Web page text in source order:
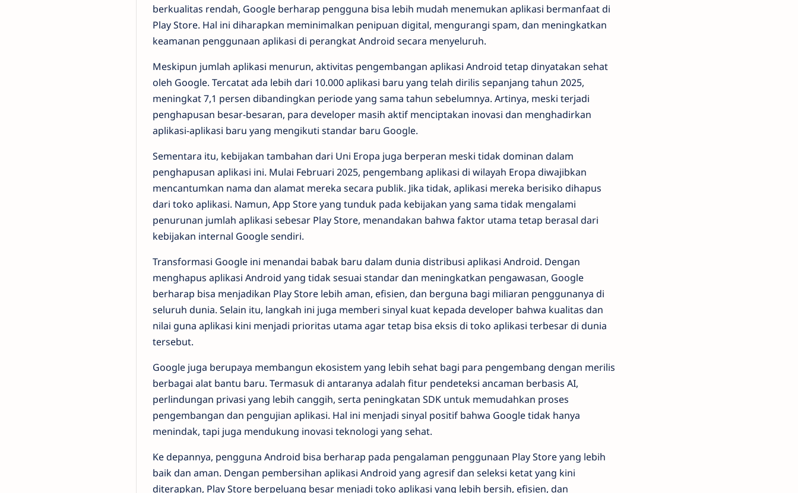
berkualitas rendah, Google berharap pengguna bisa lebih mudah menemukan aplikasi bermanfaat di
Play Store. Hal ini diharapkan meminimalkan penipuan digital, mengurangi spam, dan meningkatkan
keamanan penggunaan aplikasi di perangkat Android secara menyeluruh.
Meskipun jumlah aplikasi menurun, aktivitas pengembangan aplikasi Android tetap dinyatakan sehat
oleh Google. Tercatat ada lebih dari 10.000 aplikasi baru yang telah dirilis sepanjang tahun 2025,
meningkat 7,1 persen dibandingkan periode yang sama tahun sebelumnya. Artinya, meski terjadi
penghapusan besar-besaran, para developer masih aktif menciptakan inovasi dan menghadirkan
aplikasi-aplikasi baru yang mengikuti standar baru Google.
Sementara itu, kebijakan tambahan dari Uni Eropa juga berperan meski tidak dominan dalam
penghapusan aplikasi ini. Mulai Februari 2025, pengembang aplikasi di wilayah Eropa diwajibkan
mencantumkan nama dan alamat mereka secara publik. Jika tidak, aplikasi mereka berisiko dihapus
dari toko aplikasi. Namun, App Store yang tunduk pada kebijakan yang sama tidak mengalami
penurunan jumlah aplikasi sebesar Play Store, menandakan bahwa faktor utama tetap berasal dari
kebijakan internal Google sendiri.
Transformasi Google ini menandai babak baru dalam dunia distribusi aplikasi Android. Dengan
menghapus aplikasi Android yang tidak sesuai standar dan meningkatkan pengawasan, Google
berharap bisa menjadikan Play Store lebih aman, efisien, dan berguna bagi miliaran penggunanya di
seluruh dunia. Selain itu, langkah ini juga memberi sinyal kuat kepada developer bahwa kualitas dan
nilai guna aplikasi kini menjadi prioritas utama agar tetap bisa eksis di toko aplikasi terbesar di dunia
tersebut.
Google juga berupaya membangun ekosistem yang lebih sehat bagi para pengembang dengan merilis
berbagai alat bantu baru. Termasuk di antaranya adalah fitur pendeteksi ancaman berbasis AI,
perlindungan privasi yang lebih canggih, serta peningkatan SDK untuk memudahkan proses
pengembangan dan pengujian aplikasi. Hal ini menjadi sinyal positif bahwa Google tidak hanya
menindak, tapi juga mendukung inovasi teknologi yang sehat.
Ke depannya, pengguna Android bisa berharap pada pengalaman penggunaan Play Store yang lebih
baik dan aman. Dengan pembersihan aplikasi Android yang agresif dan seleksi ketat yang kini
diterapkan, Play Store berpeluang besar menjadi toko aplikasi yang lebih bersih, efisien, dan